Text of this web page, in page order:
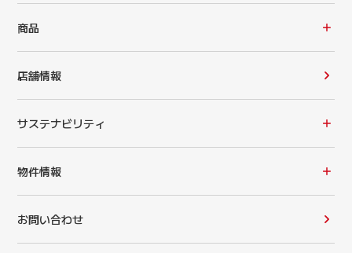
商品
店舗情報
サステナビリティ
物件情報
お問い合わせ